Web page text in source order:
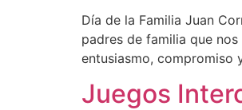
Día de la Familia Juan
padres de familia que
entusiasmo,
Juegos